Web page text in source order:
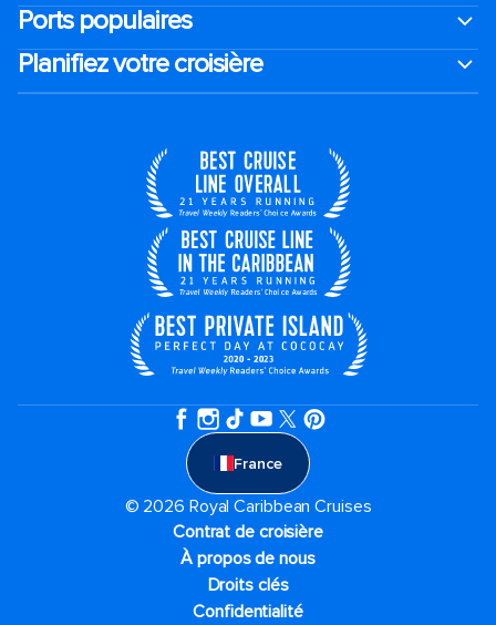
Ports populaires
Planifiez votre croisière
France
© 2026 Royal Caribbean Cruises
Contrat de croisière
À propos de nous
Droits clés
Confidentialité